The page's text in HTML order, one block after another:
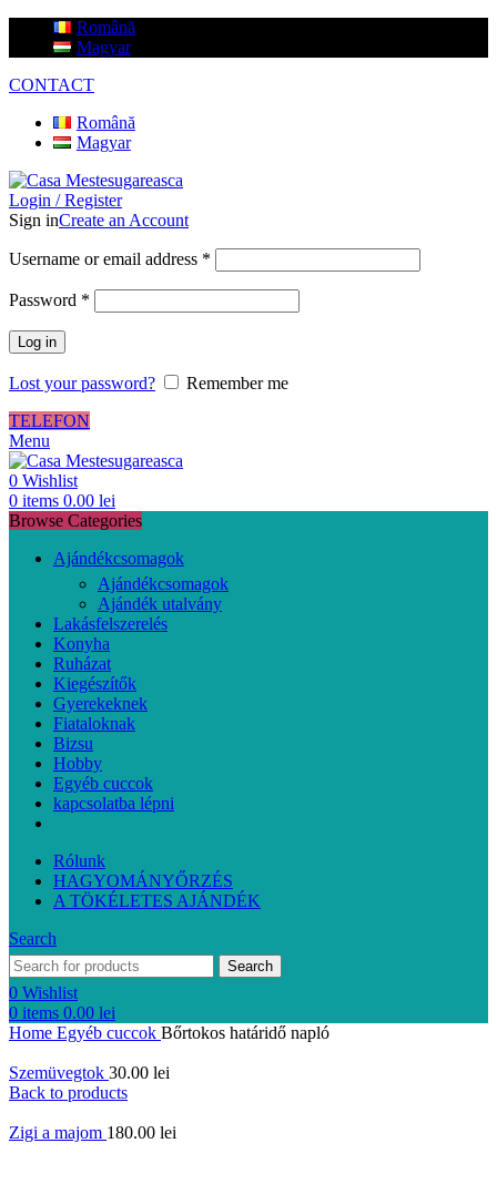
Română
Magyar
CONTACT
Română
Magyar
Login / Register
Sign inCreate an Account
Username or email address *
Password *
Log in
Lost your password?
Remember me
TELEFON
Menu
0 Wishlist
0 items 0.00 lei
Browse Categories
Ajándékcsomagok
Ajándékcsomagok
Ajándék utalvány
Lakásfelszerelés
Konyha
Ruházat
Kiegészítők
Gyerekeknek
Fiataloknak
Bizsu
Hobby
Egyéb cuccok
kapcsolatba lépni
Rólunk
HAGYOMÁNYŐRZÉS
A TÖKÉLETES AJÁNDÉK
Search
Search
0 Wishlist
0 items 0.00 lei
Home Egyéb cuccok Bőrtokos határidő napló
Szemüvegtok 30.00 lei
Back to products
Zigi a majom 180.00 lei